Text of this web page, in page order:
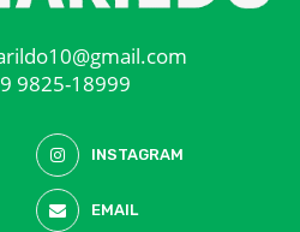
9825-18999
INSTAGRAM
EMAIL